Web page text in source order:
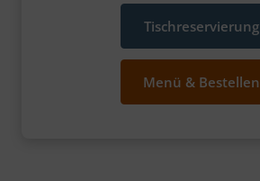
Tischreservierung
Menü & Bestellen